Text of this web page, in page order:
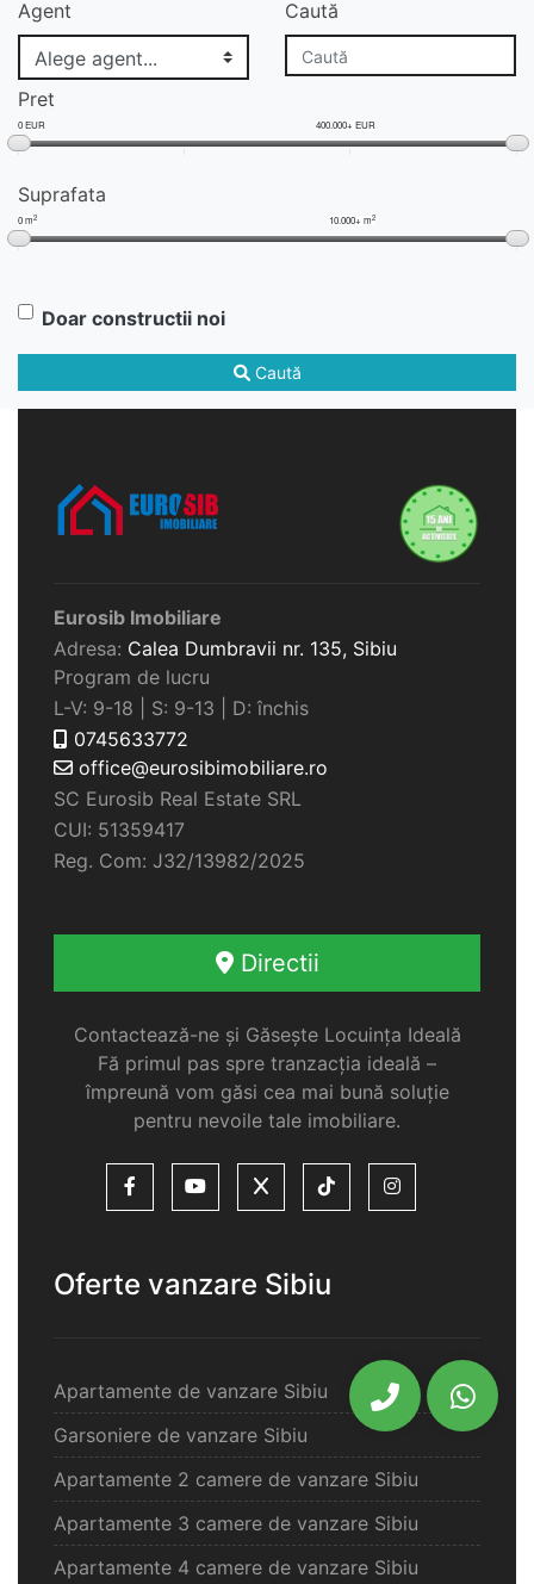
Agent Caută
Pret
0 EUR 400.000+ EUR
Suprafata
0 m2 10.000+ m2
Doar constructii noi
Caută
Eurosib Imobiliare
Adresa: Calea Dumbravii nr. 135, Sibiu
Program de lucru
L-V: 9-18 | S: 9-13 | D: închis
0745633772
office@eurosibimobiliare.ro
SC Eurosib Real Estate SRL
CUI: 51359417
Reg. Com: J32/13982/2025
Directii
Contactează-ne și Găsește Locuința Ideală
Fă primul pas spre tranzacția ideală –
împreună vom găsi cea mai bună soluție
pentru nevoile tale imobiliare.
Oferte vanzare Sibiu
Apartamente de vanzare Sibiu
Garsoniere de vanzare Sibiu
Apartamente 2 camere de vanzare Sibiu
Apartamente 3 camere de vanzare Sibiu
Apartamente 4 camere de vanzare Sibiu